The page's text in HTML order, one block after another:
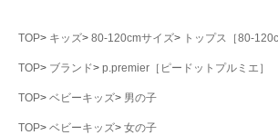
TOP キッズ 80-120cmサイズ トップス［80-
TOP ブランド p.premier［ピードットプルミエ］
TOP ベビーキッズ 男の子
TOP ベビーキッズ 女の子